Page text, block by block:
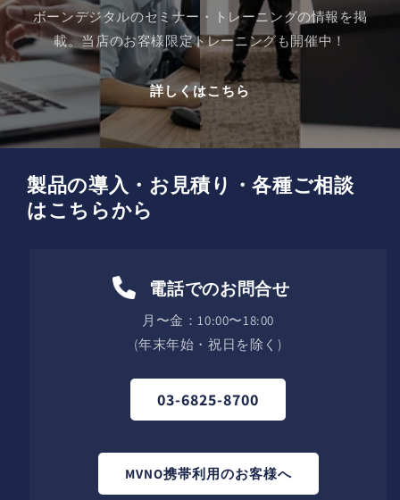
ボーンデジタルのセミナー・トレーニングの情報を掲
載。当店のお客様限定トレーニングも開催中！
詳しくはこちら
製品の導入・お見積り・各種ご相談
はこちらから
電話でのお問合せ
月〜金：10:00〜18:00
(年末年始・祝日を除く)
03-6825-8700
MVNO携帯利用のお客様へ